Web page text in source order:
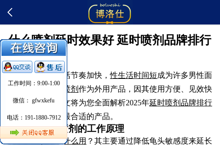
什么喷剂延时效果好 延时喷剂品牌排行
榜
随着现代生活节奏加快，性生活时间短成为许多男性面
临的困扰。
延时喷剂 作为外用产品，因其使用方便、见效快
而备受青睐。本文将为您全面解析2025年延时喷剂品牌排行
榜，帮助您选择最合适的产品。
一、延时喷剂的工作原理
延时喷雾有什么用 ？其主要通过降低龟头敏感度来延长
工作时间：9:00-1:00
微信： gfwxkefu
电话：191-1880-7912